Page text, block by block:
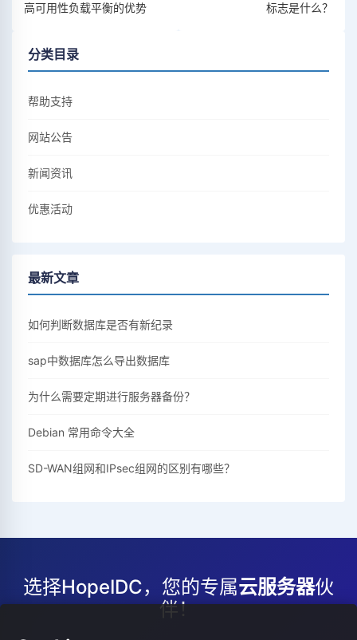
高可用性负载平衡的优势
标志是什么？
分类目录
帮助支持
网站公告
新闻资讯
优惠活动
最新文章
如何判断数据库是否有新纪录
sap中数据库怎么导出数据库
为什么需要定期进行服务器备份？
Debian 常用命令大全
SD-WAN组网和IPsec组网的区别有哪些？
选择HopeIDC，您的专属云服务器伙
伴！